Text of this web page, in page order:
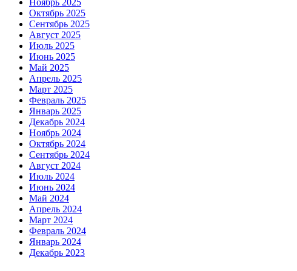
Октябрь 2025
Сентябрь 2025
Август 2025
Июль 2025
Июнь 2025
Май 2025
Апрель 2025
Март 2025
Февраль 2025
Январь 2025
Декабрь 2024
Ноябрь 2024
Октябрь 2024
Сентябрь 2024
Август 2024
Июль 2024
Июнь 2024
Май 2024
Апрель 2024
Март 2024
Февраль 2024
Январь 2024
Декабрь 2023